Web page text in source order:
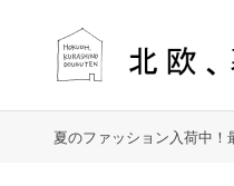
夏のファッション入荷中